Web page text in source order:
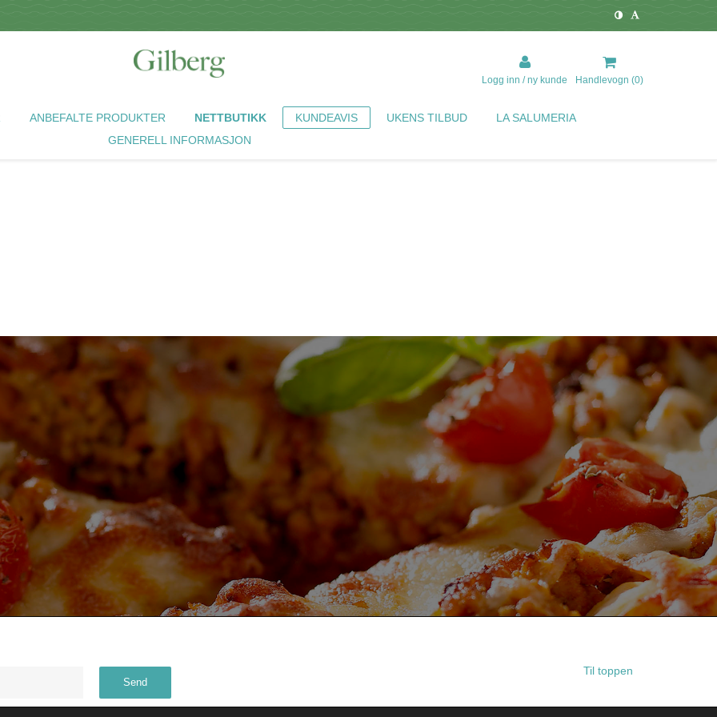
Logg inn / ny kunde Handlevogn (0)
ANBEFALTE PRODUKTER NETTBUTIKK KUNDEAVIS UKENS TILBUD
LA SALUMERIA
GENERELL INFORMASJON
Til toppen